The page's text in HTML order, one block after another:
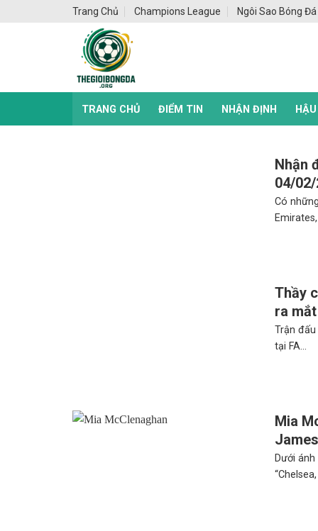
Trang Chủ Champions League Ngôi Sao Bóng Đá
TRANG CHỦ ĐIỂM TIN NHẬN ĐỊNH
Nhận
04/
Có
Thầy
ra
Trận
tại FA...
Mia
James
Dưới